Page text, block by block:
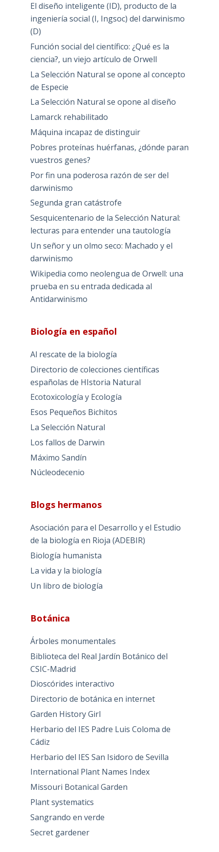
El diseño inteligente (ID), producto de la
ingeniería social (I, Ingsoc) del darwinismo
(D)
Función social del científico: ¿Qué es la
ciencia?, un viejo artículo de Orwell
La Selección Natural se opone al concepto
de Especie
La Selección Natural se opone al diseño
Lamarck rehabilitado
Máquina incapaz de distinguir
Pobres proteínas huérfanas, ¿dónde paran
vuestros genes?
Por fin una poderosa razón de ser del
darwinismo
Segunda gran catástrofe
Sesquicentenario de la Selección Natural:
lecturas para entender una tautología
Un señor y un olmo seco: Machado y el
darwinismo
Wikipedia como neolengua de Orwell: una
prueba en su entrada dedicada al
Antidarwinismo
Biología en español
Al rescate de la biología
Directorio de colecciones científicas
españolas de HIstoria Natural
Ecotoxicología y Ecología
Esos Pequeños Bichitos
La Selección Natural
Los fallos de Darwin
Máximo Sandín
Núcleodecenio
Blogs hermanos
Asociación para el Desarrollo y el Estudio
de la biología en Rioja (ADEBIR)
Biología humanista
La vida y la biología
Un libro de biología
Botánica
Árboles monumentales
Biblioteca del Real Jardín Botánico del
CSIC-Madrid
Dioscórides interactivo
Directorio de botánica en internet
Garden History Girl
Herbario del IES Padre Luis Coloma de
Cádiz
Herbario del IES San Isidoro de Sevilla
International Plant Names Index
Missouri Botanical Garden
Plant systematics
Sangrando en verde
Secret gardener